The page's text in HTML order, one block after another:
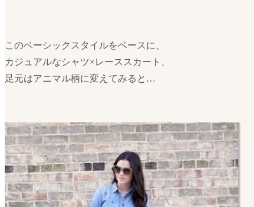
このベーシックスタイルをベースに、
カジュアルなシャツ×レーススカート、
足元はアニマル柄に変えてみると…